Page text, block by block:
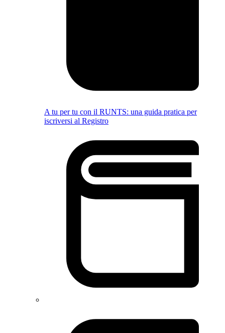
A tu per tu con il RUNTS: una guida pratica per
iscriversi al Registro